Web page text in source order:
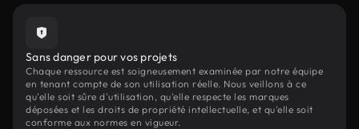
Sans danger pour vos projets
Chaque ressource est soigneusement examinée par notre équipe
en tenant compte de son utilisation réelle. Nous veillons à ce
qu'elle soit sûre d'utilisation, qu'elle respecte les marques
déposées et les droits de propriété intellectuelle, et qu'elle soit
conforme aux normes en vigueur.